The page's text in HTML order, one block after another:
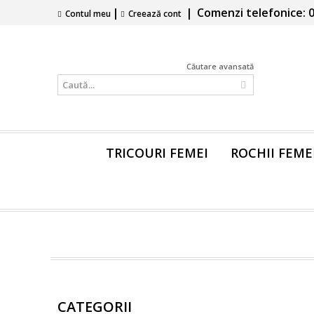
Contul meu | Creează cont | Comenzi telefonice:
Căutare avansată
TRICOURI FEMEI ROCHII
CATEGORII